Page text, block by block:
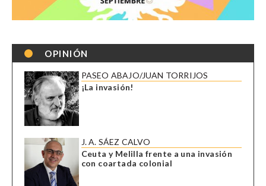
OPINIÓN
PASEO ABAJO/JUAN TORRIJOS
¡La invasión!
J. A. SÁEZ CALVO
Ceuta y Melilla frente a una invasión
con coartada colonial